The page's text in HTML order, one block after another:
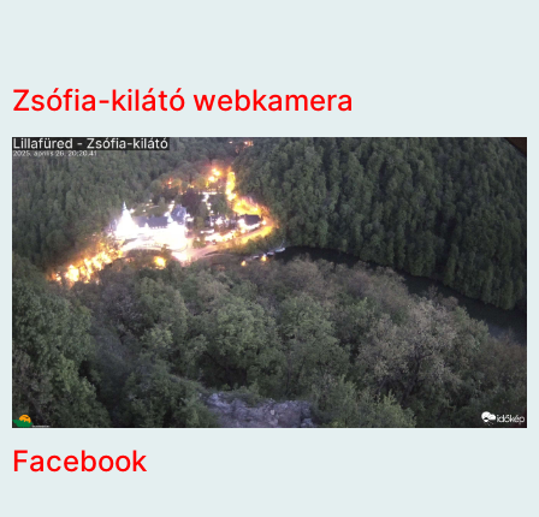
Zsófia-kilátó webkamera
Facebook